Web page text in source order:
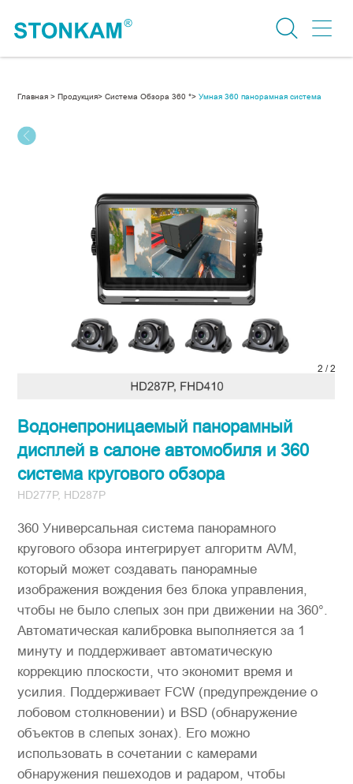
Главная > Продукция> Система Обзора 360 °> Умная 360 панорамная система
1 /2
Водонепроницаемый панорамный
дисплей в салоне автомобиля и 360
система кругового обзора
HD277P, HD287P
360 Универсальная система панорамного
кругового обзора интегрирует алгоритм AVM,
который может создавать панорамные
изображения вождения без блока управления,
чтобы не было слепых зон при движении на 360°.
Автоматическая калибровка выполняется за 1
минуту и поддерживает автоматическую
коррекцию плоскости, что экономит время и
усилия. Поддерживает FCW (предупреждение о
лобовом столкновении) и BSD (обнаружение
объектов в слепых зонах). Его можно
использовать в сочетании с камерами
обнаружения пешеходов и радаром, чтобы